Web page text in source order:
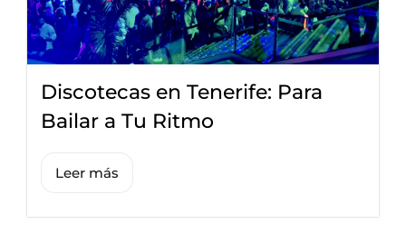
Discotecas en Tenerife: Para
Bailar a Tu Ritmo
Leer más